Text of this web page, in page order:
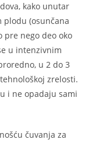
kako unutar
plodu (osunčana
pre nego deo oko
u intenzivnim
u 2 do 3
zrelosti.
i ne opadaju sami
čuvanja za